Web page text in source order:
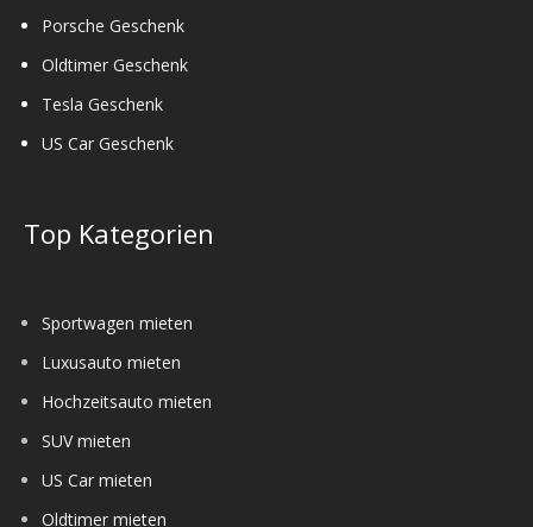
Porsche Geschenk
Oldtimer Geschenk
Tesla Geschenk
US Car Geschenk
Top Kategorien
Sportwagen mieten
Luxusauto mieten
Hochzeitsauto mieten
SUV mieten
US Car mieten
Oldtimer mieten